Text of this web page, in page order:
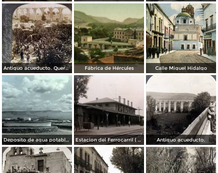
Antiguo acueducto. Querétaro Fábrica de Hércules Calle Miguel Hidalgo
Deposito de agua potable ( Circulada el 11 de Diciembre de 1920 ). Estacion del Ferrocarril ( Circulada el 19 de Diciembre de 1927 ). Antiguo acueducto.